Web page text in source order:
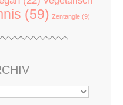
(59) Zentangle (9)